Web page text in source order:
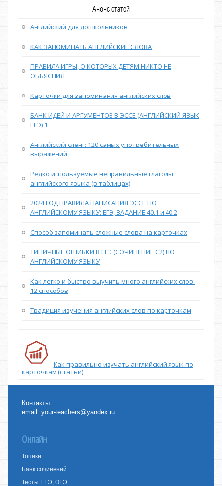
Анонс статей
Английский для дошкольников
КАК ЗАПОМИНАТЬ АНГЛИЙСКИЕ СЛОВА
ПРАВИЛА ИГРЫ, О КОТОРЫХ ДЕТЯМ НИКТО НЕ
ОБЪЯСНИЛ
Карточки для запоминания английских слов
БАНК ИДЕЙ И АРГУМЕНТОВ В ЭССЕ (АНГЛИЙСКИЙ ЯЗЫК
ЕГЭ) 1
Английский сленг: 120 самых употребительных
выражений
Редко используемые неправильные глаголы
английского языка (в таблицах)
2024 ГОД ПРАВИЛА НАПИСАНИЯ ЭССЕ ПО
АНГЛИЙСКОМУ ЯЗЫКУ: ЕГЭ, ЗАДАНИЕ 40.1 и 40.2
Способ запоминать сложные слова на карточках
ТИПИЧНЫЕ ОШИБКИ В ЕГЭ (СОЧИНЕНИЕ С2) ПО
АНГЛИЙСКОМУ ЯЗЫКУ
Как легко и быстро выучить много английских слов:
12 способов
Традиция изучения английских слов по карточкам
Как правильно изучать английский язык по
карточкам (статьи)
Контакты
email:your-teachers@yandex.ru
Онлайн
Топики
Банк сочинений
Тесты ЕГЭ, ОГЭ